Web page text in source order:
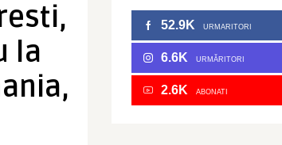
la
52.9K URMARITORI
6.6K URMĂRITORI
2.6K ABONATI